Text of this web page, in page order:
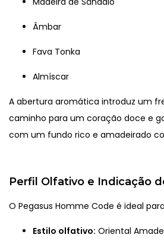
Âmbar
Fava Tonka
Almíscar
A abertura aromática introduz um
caminho para um coração doce e
com um fundo rico e amadeirado
Perfil Olfativo e Indicação
O Pegasus Homme Code é ideal
Estilo olfativo: Oriental